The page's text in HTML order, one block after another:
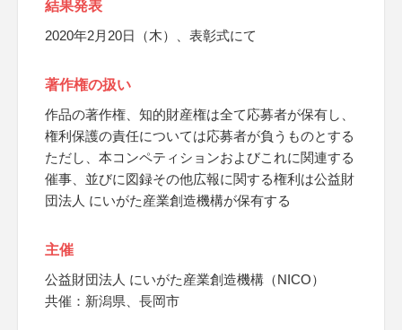
結果発表
2020年2月20日（木）、表彰式にて
著作権の扱い
作品の著作権、知的財産権は全て応募者が保有し、
権利保護の責任については応募者が負うものとする
ただし、本コンペティションおよびこれに関連する
催事、並びに図録その他広報に関する権利は公益財
団法人 にいがた産業創造機構が保有する
主催
公益財団法人 にいがた産業創造機構（NICO）
共催：新潟県、長岡市